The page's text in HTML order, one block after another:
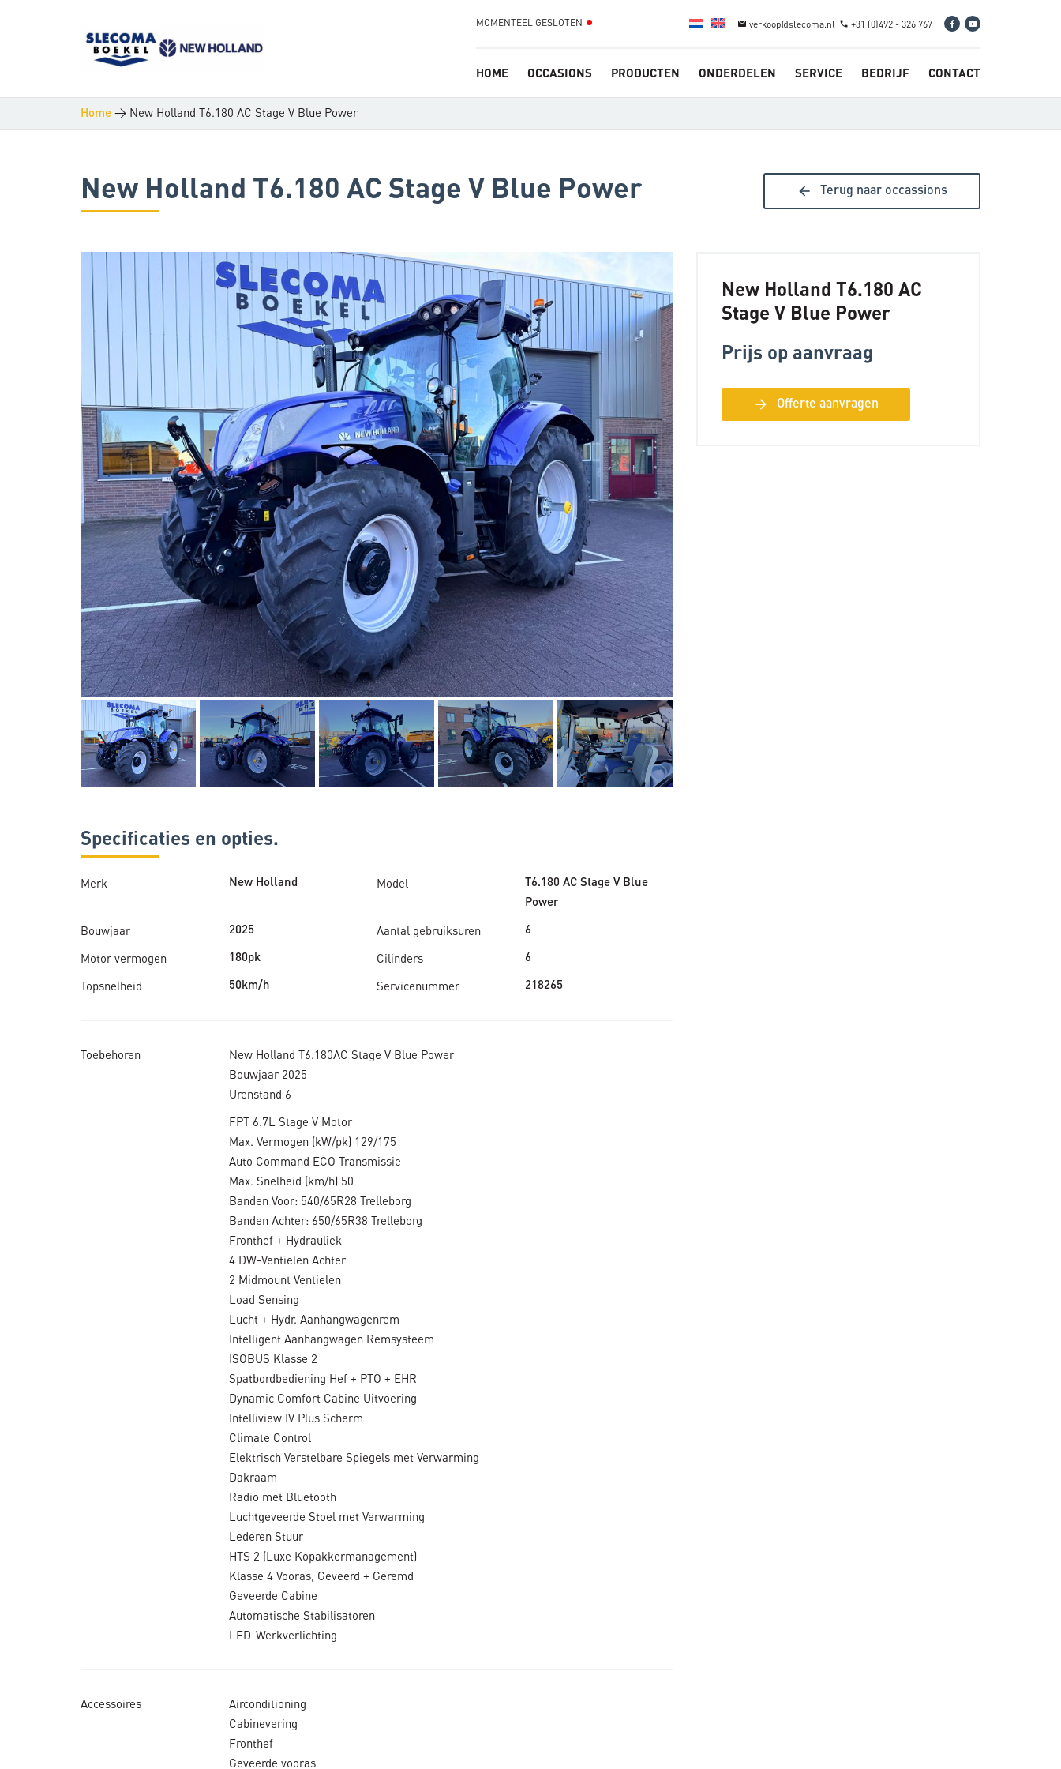
MOMENTEEL GESLOTEN email verkoop@slecoma.nl phone +31 (0)492 - 326 767
HOME OCCASIONS PRODUCTEN ONDERDELEN SERVICE BEDRIJF CONTACT
Home > New Holland T6.180 AC Stage V Blue Power
New Holland T6.180 AC Stage V Blue Power arrow_back Terug naar occassions
Specificaties en opties.
Merk New Holland Model
T6.180 AC Stage V Blue
Power
Bouwjaar 2025 Aantal gebruiksuren 6
Motor vermogen 180pk Cilinders 6
Topsnelheid 50km/h Servicenummer 218265
Toebehoren
New Holland T6.180AC Stage V Blue Power
Bouwjaar 2025
Urenstand 6
FPT 6.7L Stage V Motor
Max. Vermogen (kW/pk) 129/175
Auto Command ECO Transmissie
Max. Snelheid (km/h) 50
Banden Voor: 540/65R28 Trelleborg
Banden Achter: 650/65R38 Trelleborg
Fronthef + Hydrauliek
4 DW-Ventielen Achter
2 Midmount Ventielen
Load Sensing
Lucht + Hydr. Aanhangwagenrem
Intelligent Aanhangwagen Remsysteem
ISOBUS Klasse 2
Spatbordbediening Hef + PTO + EHR
Dynamic Comfort Cabine Uitvoering
Intelliview IV Plus Scherm
Climate Control
Elektrisch Verstelbare Spiegels met Verwarming
Dakraam
Radio met Bluetooth
Luchtgeveerde Stoel met Verwarming
Lederen Stuur
HTS 2 (Luxe Kopakkermanagement)
Klasse 4 Vooras, Geveerd + Geremd
Geveerde Cabine
Automatische Stabilisatoren
LED-Werkverlichting
Accessoires
Airconditioning
Cabinevering
Fronthef
Geveerde vooras
New Holland T6.180 AC
Stage V Blue Power
Prijs op aanvraag
arrow_forward Offerte aanvragen